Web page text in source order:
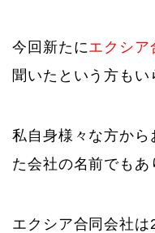
今回新たにエクシア
聞いたという方もい
私自身様々な方か
た会社の名前でもあ
エクシア合同会社